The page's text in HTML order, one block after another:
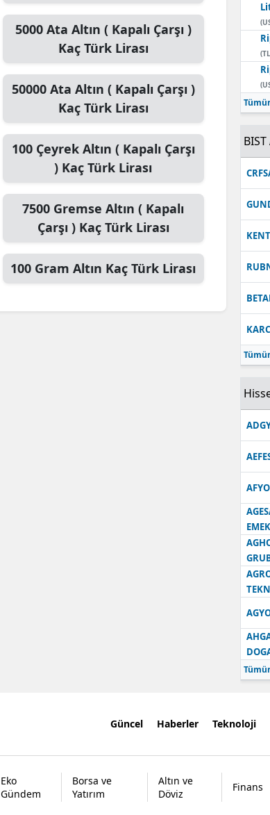
5000 Ata Altın ( Kapalı Çarşı )
Kaç Türk Lirası
50000 Ata Altın ( Kapalı Çarşı )
Kaç Türk Lirası
100 Çeyrek Altın ( Kapalı Çarşı
) Kaç Türk Lirası
7500 Gremse Altın ( Kapalı
Çarşı )Kaç Türk Lirası
100 Gram Altın Kaç Türk Lirası
KENT
Güncel Haberler Teknoloji
Eko
Gündem
Borsa ve
Yatırım
Altın ve
Döviz
Finans